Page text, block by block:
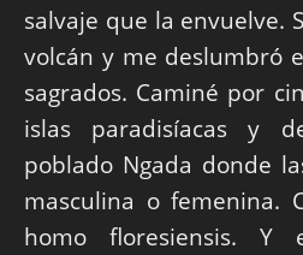
salvaje que la envuelve.
volcán y me deslumbró
sagrados. Caminé por
islas paradisíacas y
poblado Ngada donde
masculina o femenina.
homo floresiensis.